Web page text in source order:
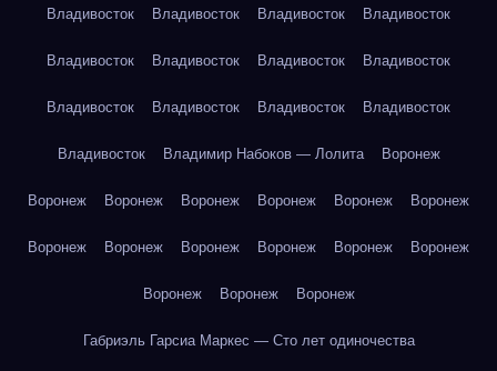
Владивосток Владивосток Владивосток Владивосток
Владивосток Владивосток Владивосток Владивосток
Владивосток Владивосток Владивосток Владивосток
Владивосток Владимир Набоков — Лолита Воронеж
Воронеж Воронеж Воронеж Воронеж Воронеж Воронеж
Воронеж Воронеж Воронеж Воронеж Воронеж Воронеж
Воронеж Воронеж Воронеж
Габриэль Гарсиа Маркес — Сто лет одиночества